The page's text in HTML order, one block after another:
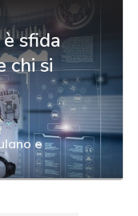
sfida
chi si
e